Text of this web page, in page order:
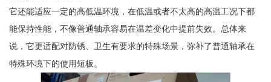
它还能适应一定的高低温环境，在低温或者不太高的高温工况下都
能保持性能，不像普通轴承容易在温差变化中提前失效。总体来
说，它更适配对防锈、卫生有要求的特殊场景，弥补了普通轴承在
特殊环境下的使用短板。